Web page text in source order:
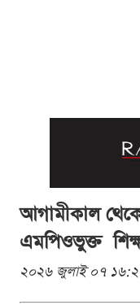
আগামীকাল
এমপিওভুক্ত
২০২৬ জুলাই ০৭